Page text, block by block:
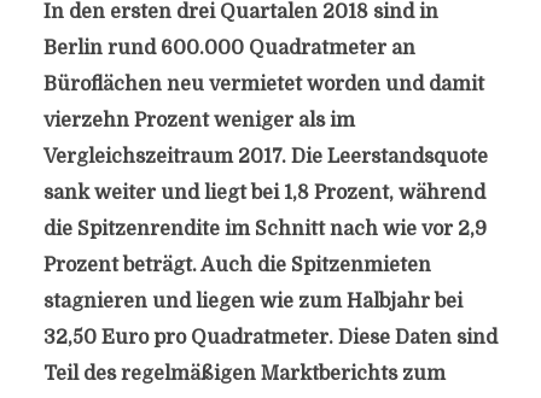
In den ersten drei Quartalen 2018 sind in
Berlin rund 600.000 Quadratmeter an
Büroflächen neu vermietet worden und damit
vierzehn Prozent weniger als im
Vergleichszeitraum 2017. Die Leerstandsquote
sank weiter und liegt bei 1,8 Prozent, während
die Spitzenrendite im Schnitt nach wie vor 2,9
Prozent beträgt. Auch die Spitzenmieten
stagnieren und liegen wie zum Halbjahr bei
32,50 Euro pro Quadratmeter. Diese Daten sind
Teil des regelmäßigen Marktberichts zum